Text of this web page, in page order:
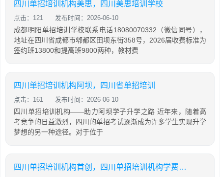
四川单招培训机构美思，四川美思培训学校
点击：121 发布时间：2026-06-10
成都明阳单招培训学校联系电话18080070332（微信同号），
地址在四川省成都市郫都区田坝东街358号，2026届收费标准为
签约班13800和提高班9800两种，教材费
四川单招培训机构阿坝，四川省单招培训
点击：161 发布时间：2026-06-10
四川单招培训机构——助力阿坝学子升学之路 近年来，随着高
考竞争的日益激烈，四川的单招考试逐渐成为许多学生实现升学
梦想的另一种途径。对于位于
四川单招培训机构首创，四川单招培训机构学费大概是多少